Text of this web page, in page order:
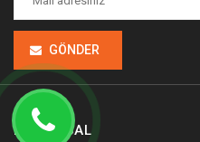
GÖNDER
KURUMSAL